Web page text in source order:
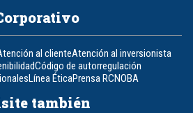
al clienteAtención al inversionista
Código de autorregulación
Línea ÉticaPrensa RCNOBA
también